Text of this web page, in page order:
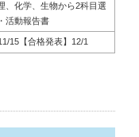
、化学、生物から2科目選
活動報告書
15【合格発表】12/1